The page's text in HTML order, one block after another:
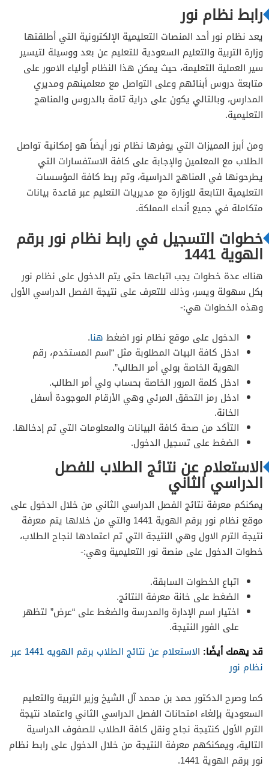
رابط نظام نور
يعد نظام نور أحد المنصات التعليمية الإلكترونية التي أطلقتها
وزارة التربية والتعليم السعودية للتعليم عن بعد ووسيلة لتيسير
سير العملية التعليمة، حيث يمكن هذا النظام أولياء الامور على
متابعة دروس أبنائهم وعلى التواصل مع معلمينهم ومديري
المدارس، وبالتالي يكون على دراية تامة بالدروس والمناهج
التعليمية.
ومن أبرز المميزات التي يوفرها نظام نور أيضاً هو إمكانية تواصل
الطلاب مع المعلمين والإجابة على كافة الاستفسارات التي
يطرحونها في المناهج الدراسية، وتم ربط كافة المؤسسات
التعليمية التابعة للوزارة مع مديريات التعليم عبر قاعدة بيانات
متكاملة في جميع أنحاء المملكة.
خطوات التسجيل في رابط نظام نور برقم
الهوية 1441
هناك عدة خطوات يجب اتباعها حتى يتم الدخول على نظام نور
بكل سهولة ويسر، وذلك للتعرف على نتيجة الفصل الدراسي الأول
وهذه الخطوات هي:-
الدخول على موقع نظام نور اضغط هنا.
ادخل كافة البيات المطلوبة مثل “اسم المستخدم، رقم
الهوية الخاصة بولي أمر الطالب”.
ادخل كلمة المرور الخاصة بحساب ولي أمر الطالب.
ادخل رمز التحقق المرئي وهي الأرقام الموجودة أسفل
الخانة.
التأكد من صحة كافة البيانات والمعلومات التي تم إدخالها.
الضغط على تسجيل الدخول.
الاستعلام عن نتائج الطلاب للفصل
الدراسي الثاني
يمكنكم معرفة نتائج الفصل الدراسي الثاني من خلال الدخول على
موقع نظام نور برقم الهوية 1441 والتي من خلالها يتم معرفة
نتيجة الترم الاول وهي النتيجة التي تم اعتمادها لنجاح الطلاب،
خطوات الدخول على منصة نور التعليمية وهي:-
اتباع الخطوات السابقة.
الضغط على خانة معرفة النتائج.
اختيار اسم الإدارة والمدرسة والضغط على “عرض” لتظهر
على الفور النتيجة.
قد يهمك أيضًا: ا
لاستعلام عن نتائج الطلاب برقم الهويه 1441 عبر
نظام نور
كما وصرح الدكتور حمد بن محمد آل الشيخ وزير التربية والتعليم
السعودية بإلغاء امتحانات الفصل الدراسي الثاني واعتماد نتيجة
الترم الأول كنتيجة نجاح ونقل كافة الطلاب للصفوف الدراسية
التالية، ويمكنكهم معرفة النتيجة من خلال الدخول على رابط نظام
نور برقم الهوية 1441.